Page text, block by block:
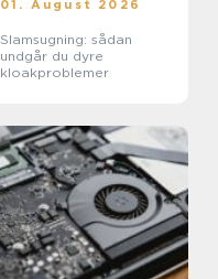
01. August 2026
Slamsugning: sådan
undgår du dyre
kloakproblemer